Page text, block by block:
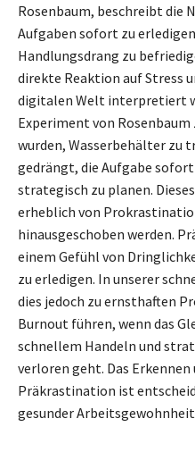
Rosenbaum, beschreibt die
Aufgaben sofort zu
Handlungsdrang zu
direkte Reaktion auf Stress
digitalen Welt interpretiert
Experiment von
wurden, Wasserbehälter zu
gedrängt, die Aufgabe
strategisch zu planen.
erheblich von
hinausgeschoben werden.
einem Gefühl von
zu erledigen. In unserer
dies jedoch zu ernsthaften
Burnout führen, wenn das
schnellem Handeln und
verloren geht. Das Erkennen
Präkrastination ist
gesunder